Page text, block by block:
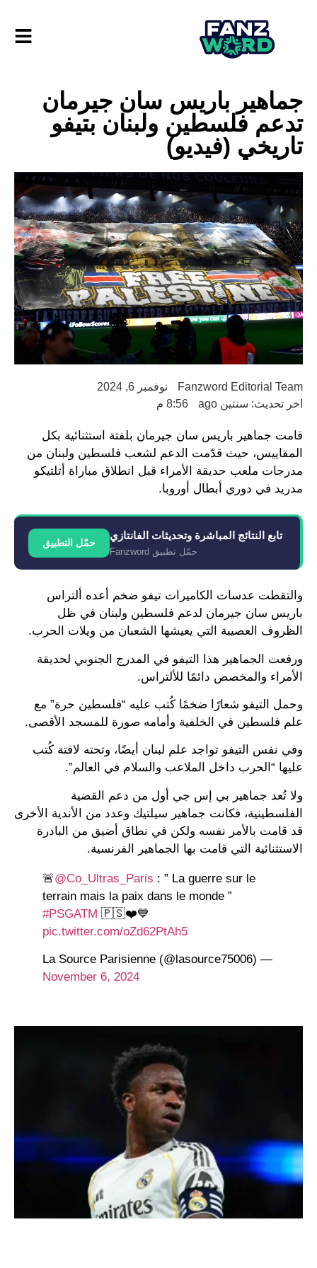
جماهير باريس سان جيرمان
تدعم فلسطين ولبنان بتيفو
تاريخي (فيديو)
Fanzword Editorial Team
نوفمبر 6, 2024
اخر تحديث: سنتين ago
8:56 م
قامت جماهير باريس سان جيرمان بلفتة استثنائية بكل
المقاييس، حيث قدّمت الدعم لشعب فلسطين ولبنان من
مدرجات ملعب حديقة الأمراء قبل انطلاق مباراة أتلتيكو
مدريد في دوري أبطال أوروبا.
تابع النتائج المباشرة وتحديثات الفانتازي
حمّل تطبيق Fanzword
حمّل التطبيق
والتقطت عدسات الكاميرات تيفو ضخم أعده ألتراس
باريس سان جيرمان لدعم فلسطين ولبنان في ظل
الظروف العصيبة التي يعيشها الشعبان من ويلات الحرب.
ورفعت الجماهير هذا التيفو في المدرج الجنوبي لحديقة
الأمراء والمخصص دائمًا للألتراس.
وحمل التيفو شعارًا ضخمًا كُتب عليه “فلسطين حرة” مع
علم فلسطين في الخلفية وأمامه صورة للمسجد الأقصى.
وفي نفس التيفو تواجد علم لبنان أيضًا، وتحته لافتة كُتب
عليها “الحرب داخل الملاعب والسلام في العالم”.
ولا تُعد جماهير بي إس جي أول من دعم القضية
الفلسطينية، فكانت جماهير سيلتيك وعدد من الأندية الأخرى
قد قامت بالأمر نفسه ولكن في نطاق أضيق من البادرة
الاستثنائية التي قامت بها الجماهير الفرنسية.
🚨@Co_Ultras_Paris : ” La guerre sur le
terrain mais la paix dans le monde ”
#PSGATM 🇵🇸❤️💙
pic.twitter.com/oZd62PtAh5
— La Source Parisienne (@lasource75006)
November 6, 2024